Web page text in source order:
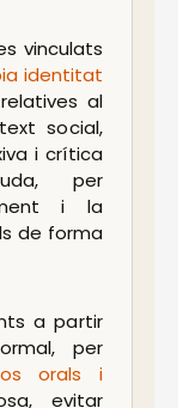
vinculats
identitat
al
social,
i crítica
per
i la
de forma
a partir
per
orals i
evitar